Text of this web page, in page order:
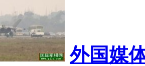
外国媒